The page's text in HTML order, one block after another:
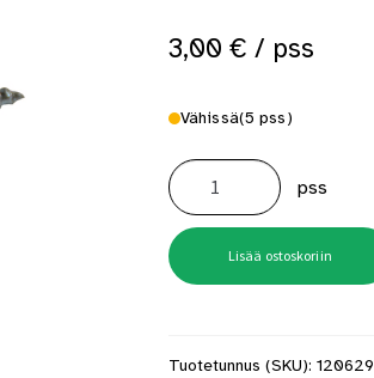
3,00 € / pss
Vähissä(5 pss)
Yleisruuvi
5,0X120mm
FIP
uppo
tx25
Zn
10
kpl/pss
määrä
pss
Lisää ostoskoriin
Tuotetunnus (SKU): 120629